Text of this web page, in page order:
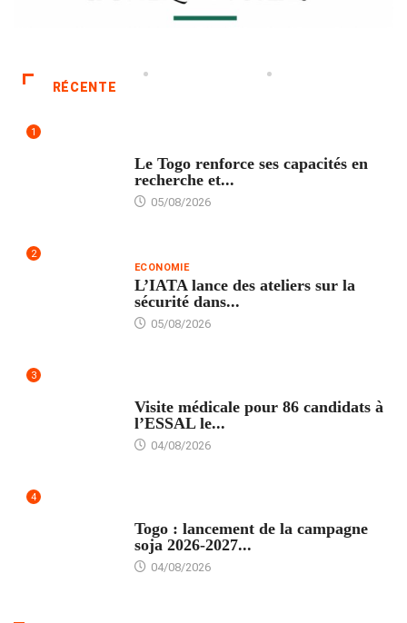
RÉCENTE
1
Le Togo renforce ses capacités en
recherche et...
05/08/2026
2
ECONOMIE
L’IATA lance des ateliers sur la
sécurité dans...
05/08/2026
3
Visite médicale pour 86 candidats à
l’ESSAL le...
04/08/2026
4
Togo : lancement de la campagne
soja 2026-2027...
04/08/2026